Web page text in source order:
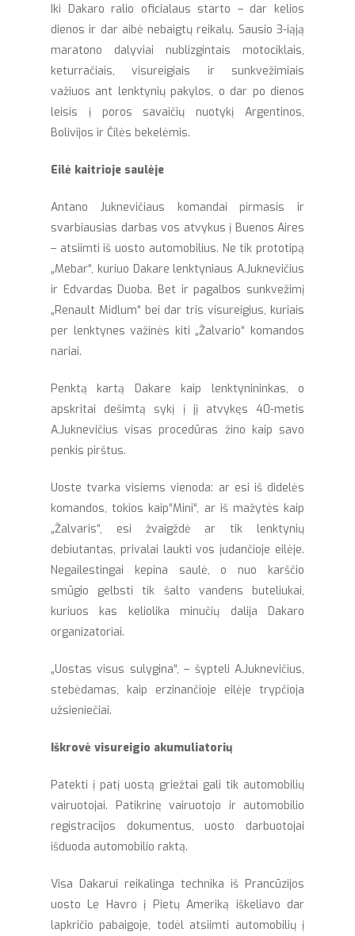
Iki Dakaro ralio oficialaus starto – dar kelios
dienos ir dar aibė nebaigtų reikalų. Sausio 3-iąją
maratono dalyviai nublizgintais motociklais,
keturračiais, visureigiais ir sunkvežimiais
važiuos ant lenktynių pakylos, o dar po dienos
leisis į poros savaičių nuotykį Argentinos,
Bolivijos ir Čilės bekelėmis.
Eilė kaitrioje saulėje
Antano Juknevičiaus komandai pirmasis ir
svarbiausias darbas vos atvykus į Buenos Aires
– atsiimti iš uosto automobilius. Ne tik prototipą
„Mebar“, kuriuo Dakare lenktyniaus A.Juknevičius
ir Edvardas Duoba. Bet ir pagalbos sunkvežimį
„Renault Midlum“ bei dar tris visureigius, kuriais
per lenktynes važinės kiti „Žalvario“ komandos
nariai.
Penktą kartą Dakare kaip lenktynininkas, o
apskritai dešimtą sykį į jį atvykęs 40-metis
A.Juknevičius visas procedūras žino kaip savo
penkis pirštus.
Uoste tvarka visiems vienoda: ar esi iš didelės
komandos, tokios kaip“Mini“, ar iš mažytės kaip
„Žalvaris“, esi žvaigždė ar tik lenktynių
debiutantas, privalai laukti vos judančioje eilėje.
Negailestingai kepina saulė, o nuo karščio
smūgio gelbsti tik šalto vandens buteliukai,
kuriuos kas keliolika minučių dalija Dakaro
organizatoriai.
„Uostas visus sulygina“, – šypteli A.Juknevičius,
stebėdamas, kaip erzinančioje eilėje trypčioja
užsieniečiai.
Iškrovė visureigio akumuliatorių
Patekti į patį uostą griežtai gali tik automobilių
vairuotojai. Patikrinę vairuotojo ir automobilio
registracijos dokumentus, uosto darbuotojai
išduoda automobilio raktą.
Visa Dakarui reikalinga technika iš Prancūzijos
uosto Le Havro į Pietų Ameriką iškeliavo dar
lapkričio pabaigoje, todėl atsiimti automobilių į